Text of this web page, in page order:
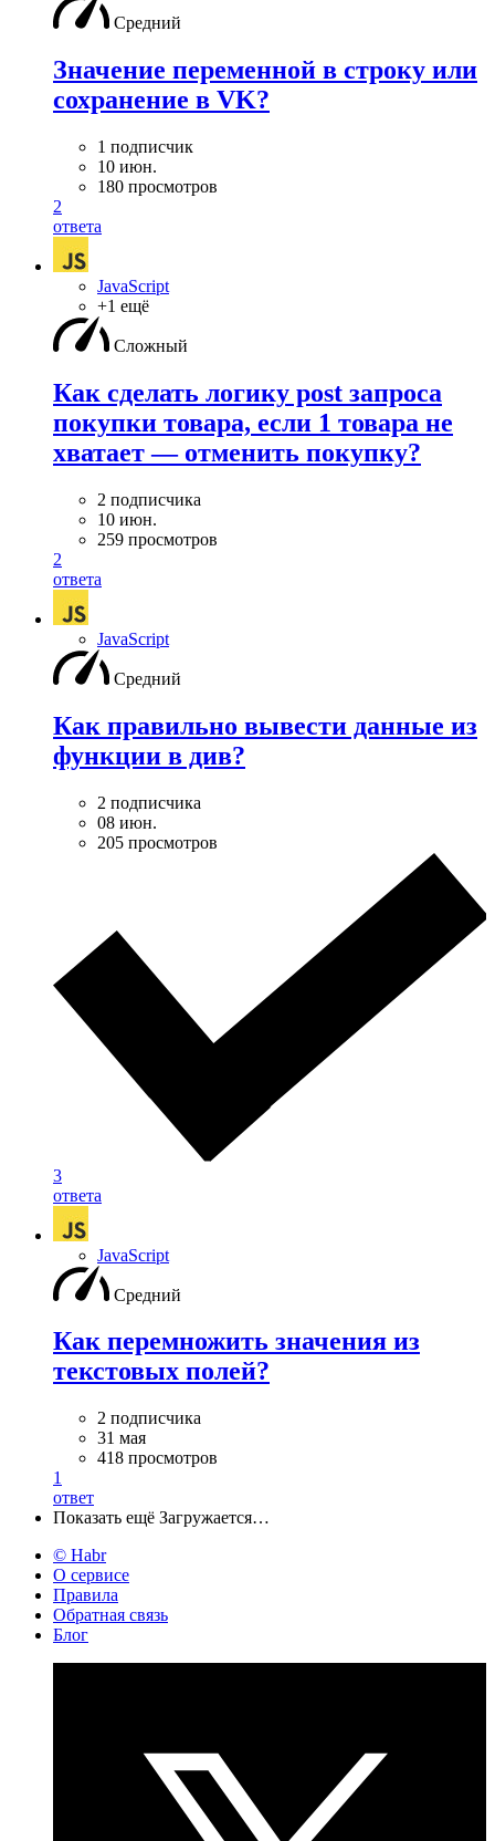
Средний
Значение переменной в строку или
сохранение в VK?
1 подписчик
10 июн.
180 просмотров
2
ответа
JavaScript
+1 ещё
Сложный
Как сделать логику post запроса
покупки товара, если 1 товара не
хватает — отменить покупку?
2 подписчика
10 июн.
259 просмотров
2
ответа
JavaScript
Средний
Как правильно вывести данные из
функции в див?
2 подписчика
08 июн.
205 просмотров
3
ответа
JavaScript
Средний
Как перемножить значения из
текстовых полей?
2 подписчика
31 мая
418 просмотров
1
ответ
Показать ещё Загружается…
© Habr
О сервисе
Правила
Обратная связь
Блог